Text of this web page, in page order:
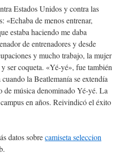
Estados Unidos y contra las
«Echaba de menos entrenar,
estaba haciendo me daba
de entrenadores y desde
y mucho trabajo, la mujer
ser coqueta. «Yé-yé», fue también
la Beatlemanía se extendía
de música denominado Yé-yé. La
en años. Reivindicó el éxito
datos sobrecamiseta seleccion